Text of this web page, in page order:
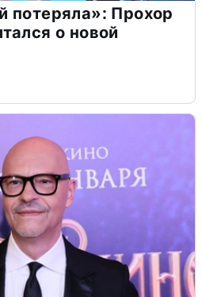
потеряла»: Прохор
о новой